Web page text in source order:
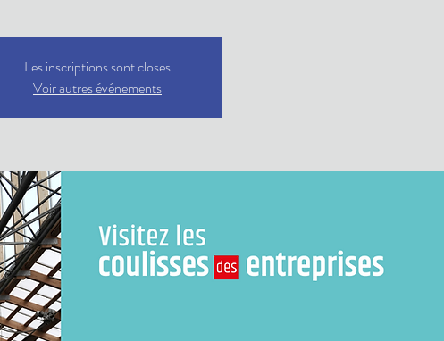
Les inscriptions sont closes
Voir autres événements